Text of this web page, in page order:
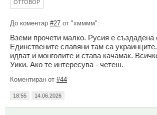
ОТГОВОР
До коментар #27 от "хмммм":
Вземи прочети малко. Русия е създадена
Единствените славяни там са
идват и монголите и става качамак.
Уики. Ако те интересува - четеш.
Коментиран от #44
18:55 14.06.2026